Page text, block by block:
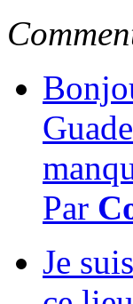
Par
Je